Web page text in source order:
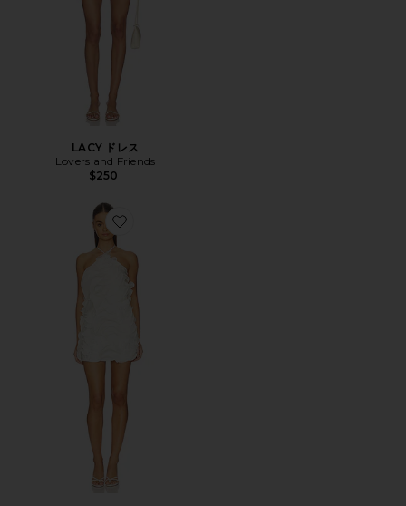
LACY ドレス
Lovers and Friends
$250
Favorite YVETTE ドレス